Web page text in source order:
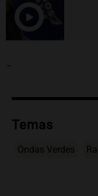
-
Temas
Ondas Verdes